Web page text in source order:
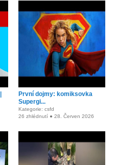
První dojmy: komiksovka
Supergi...
Kategorie: csfd
26 zhlédnutí ● 28. Červen 2026